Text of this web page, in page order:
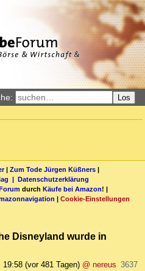
Los
| Zum Tode Jürgen Küßners |
| Datenschutzerklärung
durch Käufe bei Amazon! |
| Cookie-Einstellungen
Disneyland wurde in
19:58 (vor 481 Tagen) @ nereus 3637